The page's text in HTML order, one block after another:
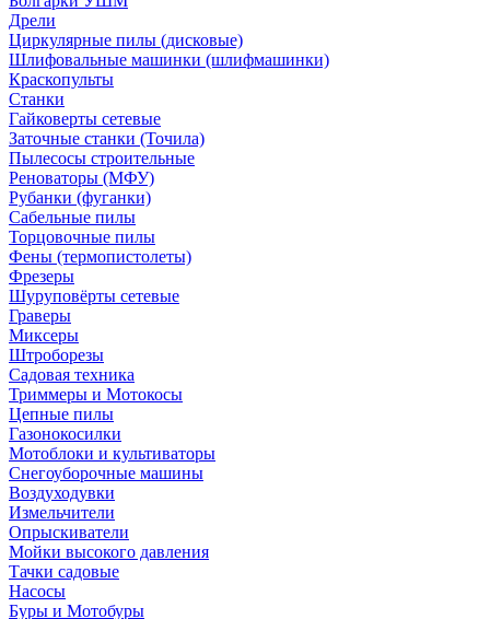
Дрели
Циркулярные пилы (дисковые)
Шлифовальные машинки (шлифмашинки)
Краскопульты
Станки
Гайковерты сетевые
Заточные станки (Точила)
Пылесосы строительные
Реноваторы (МФУ)
Рубанки (фуганки)
Сабельные пилы
Торцовочные пилы
Фены (термопистолеты)
Фрезеры
Шуруповёрты сетевые
Граверы
Миксеры
Штроборезы
Садовая техника
Триммеры и Мотокосы
Цепные пилы
Газонокосилки
Мотоблоки и культиваторы
Снегоуборочные машины
Воздуходувки
Измельчители
Опрыскиватели
Мойки высокого давления
Тачки садовые
Насосы
Буры и Мотобуры